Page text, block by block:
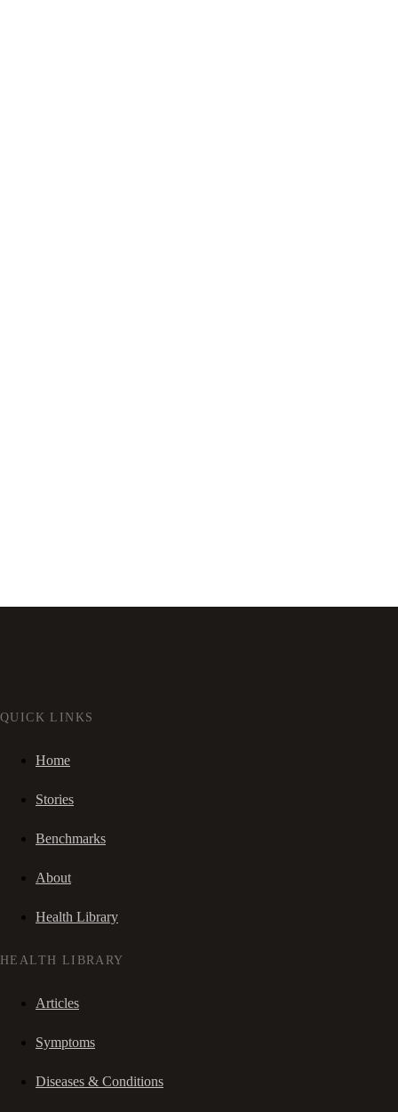
QUICK LINKS
Home
Stories
Benchmarks
About
Health Library
HEALTH LIBRARY
Articles
Symptoms
Diseases & Conditions